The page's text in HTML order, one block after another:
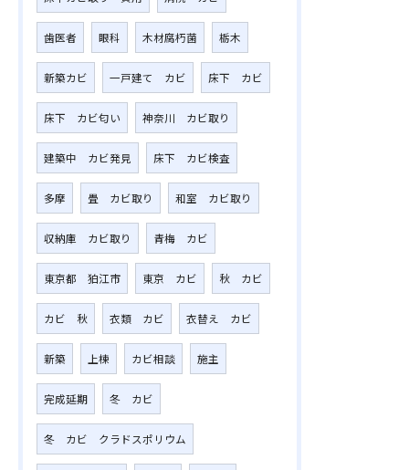
歯医者 眼科 木材腐朽菌 栃木
新築カビ 一戸建て カビ 床下 カビ
床下 カビ匂い 神奈川 カビ取り
建築中 カビ発見 床下 カビ検査
多摩 畳 カビ取り 和室 カビ取り
収納庫 カビ取り 青梅 カビ
東京都 狛江市 東京 カビ 秋 カビ
カビ 秋 衣類 カビ 衣替え カビ
新築 上棟 カビ相談 施主
完成延期 冬 カビ
冬 カビ クラドスポリウム